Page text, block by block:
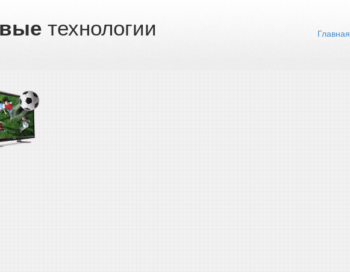
технологии Главная